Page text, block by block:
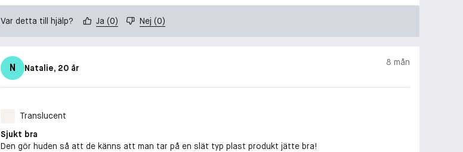
Var detta till hjälp? Ja (0) Nej (0)
N Natalie, 20 år
8 mån
Translucent
Sjukt bra
Den gör huden så att de känns att man tar på en slät typ plast produkt jätte bra!